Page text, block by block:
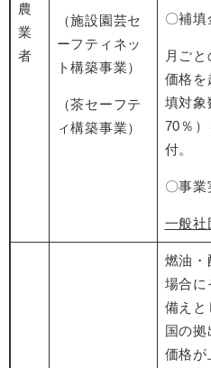
農
業
者
（施設園芸セ
ーフティネッ
ト構築事業）
（茶セーフテ
ィ構築事業）
〇補填
月ご
価格を
填対象
70％
付
〇事業
一般社
燃油・
場合に
備えと
国の
価格が